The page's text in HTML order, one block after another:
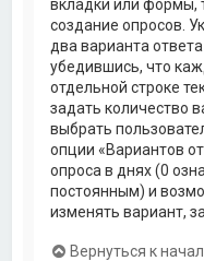
вкладки или формы,
создание опросов.
два варианта
убедившись, что
отдельной строке
задать количество
выбрать
опции «Вариантов
опроса в днях (0
постоянным) и
изменять вариант,
Вернуться к